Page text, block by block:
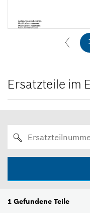
Ersatzteile im
1 Gefundene Teile